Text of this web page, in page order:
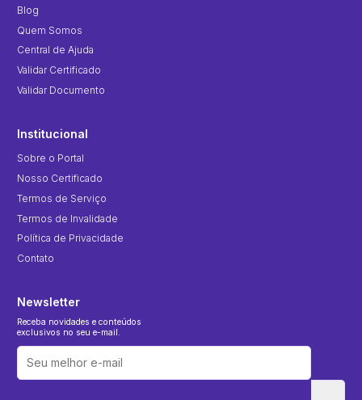
Blog
Quem Somos
Central de Ajuda
Validar Certificado
Validar Documento
Institucional
Sobre o Portal
Nosso Certificado
Termos de Serviço
Termos de Invalidade
Política de Privacidade
Contato
Newsletter
Receba novidades e conteúdos
exclusivos no seu e-mail.